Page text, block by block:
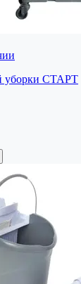
уборки СТАРТ